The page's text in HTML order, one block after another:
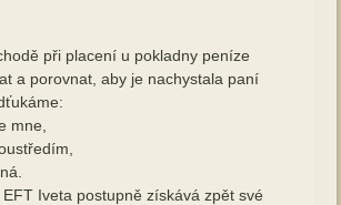
při placení u pokladny peníze
a porovnat, aby je nachystala paní
mne,
Iveta postupně získává zpět své